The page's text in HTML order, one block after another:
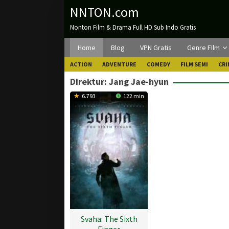
NNTON.com
Nonton Film & Drama Full HD Sub Indo Gratis
Home Blog VPN Gratis Genre FIlm
ACTION ADVENTURE COMEDY FILM SEMI
Direktur: Jang Jae-hyun
6.793 122 min
Svaha: The Sixth